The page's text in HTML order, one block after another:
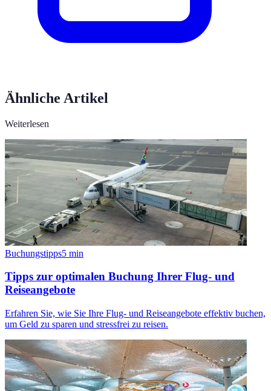
Ähnliche Artikel
Weiterlesen
Buchungstipps5 min
Tipps zur optimalen Buchung Ihrer Flug- und
Reiseangebote
Erfahren Sie, wie Sie Ihre Flug- und Reiseangebote effektiv buchen,
um Geld zu sparen und stressfrei zu reisen.